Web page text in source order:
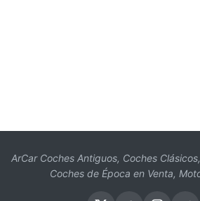
ArCar Coches Antiguos, Coches
Coches de Época en Venta,